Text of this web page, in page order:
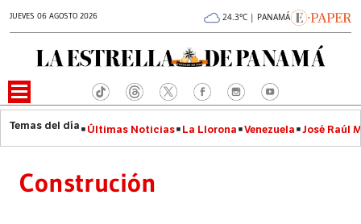
JUEVES 06 AGOSTO 2026 24.3°C | PANAMÁ
Últimas Noticias La Llorona Venezuela José Raúl
Construción